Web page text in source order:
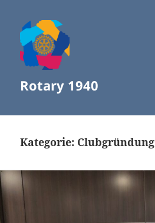
Rotary 1940
Kategorie: Clubgründung